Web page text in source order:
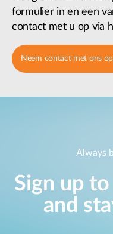
formulier in en een
contact met u op via
Neem contact met ons op
Always
Sign up
and